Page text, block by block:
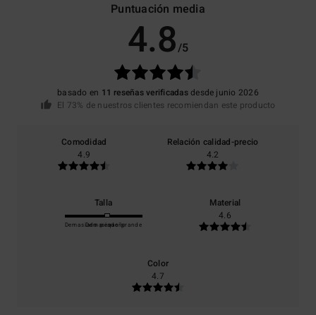
Puntuación media
4.8/5
basado en 11 reseñas verificadasdesde junio 2026
El 73% de nuestros clientes recomiendan este producto
Comodidad
4.9
Relación calidad-precio
4.2
Talla
Demasiado pequeño
Demasiado grande
Material
4.6
Color
4.7